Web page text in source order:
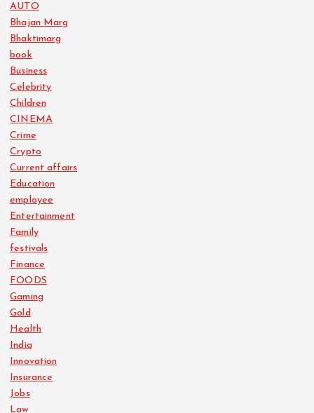
AUTO
Bhajan Marg
Bhaktimarg
book
Business
Celebrity
Children
CINEMA
Crime
Crypto
Current affairs
Education
employee
Entertainment
Family
festivals
Finance
FOODS
Gaming
Gold
Health
India
Innovation
Insurance
Jobs
Law